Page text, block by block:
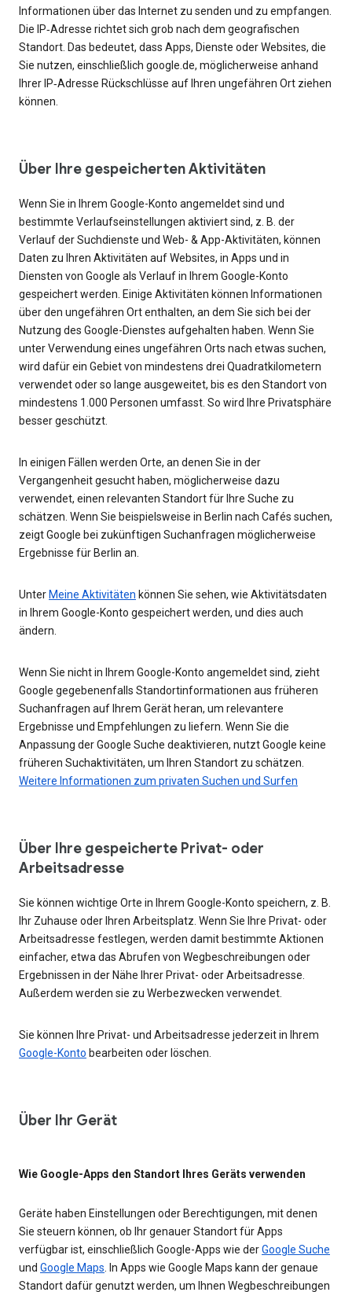
Informationen über das Internet zu senden und zu empfangen.
Die IP‑Adresse richtet sich grob nach dem geografischen
Standort. Das bedeutet, dass Apps, Dienste oder Websites, die
Sie nutzen, einschließlich google.de, möglicherweise anhand
Ihrer IP‑Adresse Rückschlüsse auf Ihren ungefähren Ort ziehen
können.
Über Ihre gespeicherten Aktivitäten
Wenn Sie in Ihrem Google-Konto angemeldet sind und
bestimmte Verlaufseinstellungen aktiviert sind, z. B. der
Verlauf der Suchdienste und Web- & App-Aktivitäten, können
Daten zu Ihren Aktivitäten auf Websites, in Apps und in
Diensten von Google als Verlauf in Ihrem Google-Konto
gespeichert werden. Einige Aktivitäten können Informationen
über den ungefähren Ort enthalten, an dem Sie sich bei der
Nutzung des Google-Dienstes aufgehalten haben. Wenn Sie
unter Verwendung eines ungefähren Orts nach etwas suchen,
wird dafür ein Gebiet von mindestens drei Quadratkilometern
verwendet oder so lange ausgeweitet, bis es den Standort von
mindestens 1.000 Personen umfasst. So wird Ihre Privatsphäre
besser geschützt.
In einigen Fällen werden Orte, an denen Sie in der
Vergangenheit gesucht haben, möglicherweise dazu
verwendet, einen relevanten Standort für Ihre Suche zu
schätzen. Wenn Sie beispielsweise in Berlin nach Cafés suchen,
zeigt Google bei zukünftigen Suchanfragen möglicherweise
Ergebnisse für Berlin an.
UnterMeine Aktivitäten können Sie sehen, wie Aktivitätsdaten
in Ihrem Google-Konto gespeichert werden, und dies auch
ändern.
Wenn Sie nicht in Ihrem Google-Konto angemeldet sind, zieht
Google gegebenenfalls Standortinformationen aus früheren
Suchanfragen auf Ihrem Gerät heran, um relevantere
Ergebnisse und Empfehlungen zu liefern. Wenn Sie die
Anpassung der Google Suche deaktivieren, nutzt Google keine
früheren Suchaktivitäten, um Ihren Standort zu schätzen.
Weitere Informationen zum privaten Suchen und Surfen
Über Ihre gespeicherte Privat- oder
Arbeitsadresse
Sie können wichtige Orte in Ihrem Google-Konto speichern, z. B.
Ihr Zuhause oder Ihren Arbeitsplatz. Wenn Sie Ihre Privat- oder
Arbeitsadresse festlegen, werden damit bestimmte Aktionen
einfacher, etwa das Abrufen von Wegbeschreibungen oder
Ergebnissen in der Nähe Ihrer Privat- oder Arbeitsadresse.
Außerdem werden sie zu Werbezwecken verwendet.
Sie können Ihre Privat- und Arbeitsadresse jederzeit in Ihrem
Google-Konto bearbeiten oder löschen.
Über Ihr Gerät
Wie Google-Apps den Standort Ihres Geräts verwenden
Geräte haben Einstellungen oder Berechtigungen, mit denen
Sie steuern können, ob Ihr genauer Standort für Apps
verfügbar ist, einschließlich Google-Apps wie derGoogle Suche
und Google Maps. In Apps wie Google Maps kann der genaue
Standort dafür genutzt werden, um Ihnen Wegbeschreibungen